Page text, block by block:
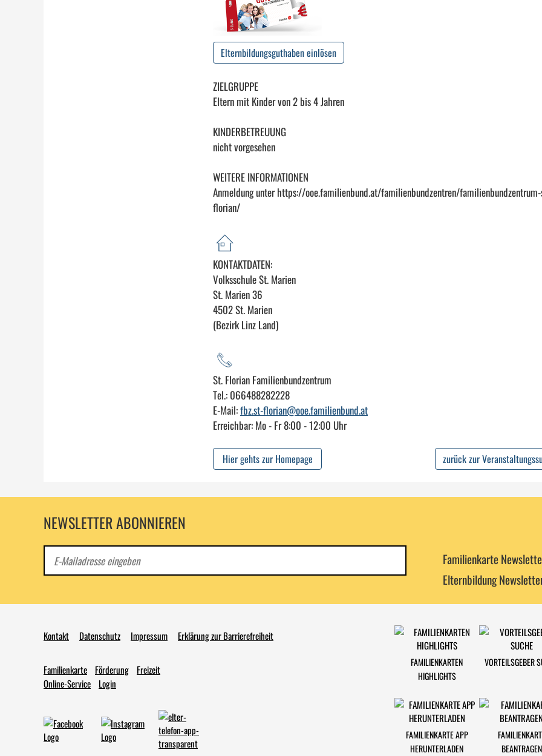
Elternbildungsguthaben einlösen
ZIELGRUPPE
Eltern mit Kinder von 2 bis 4 Jahren
KINDERBETREUUNG
nicht vorgesehen
WEITERE INFORMATIONEN
Anmeldung unter https://ooe.familienbund.at/familienbundzentren/
florian/
KONTAKTDATEN:
Volksschule St. Marien
St. Marien 36
4502 St. Marien
(Bezirk Linz Land)
St. Florian Familienbundzentrum
Tel.: 066488282228
E-Mail:fbz.st-florian@ooe.familienbund.at
Erreichbar: Mo - Fr 8:00 - 12:00 Uhr
Hier gehts zur Homepage zurück zur
NEWSLETTER ABONNIEREN
Mail
Newsletterkategorie
abonnieren
Familienkarte
Elternbildung
Kontakt Datenschutz Impressum Erklärung zur Barrierefreiheit
Familienkarte Förderung
Freizeit
Online-Service
Login
FAMILIENKARTEN
HIGHLIGHTS
VORTEILSGEBER
FAMILIENKARTE APP
HERUNTERLADEN
BEANTRAGEN